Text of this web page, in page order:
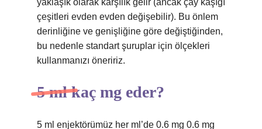
yaklaşık olarak karşılık gelir (ancak çay kaşığı
çeşitleri evden evden değişebilir). Bu önlem
derinliğine ve genişliğine göre değiştiğinden,
bu nedenle standart şuruplar için ölçekleri
kullanmanızı öneririz.
5 ml kaç mg eder?
5 ml enjektörümüz her ml’de 0.6 mg 0.6 mg